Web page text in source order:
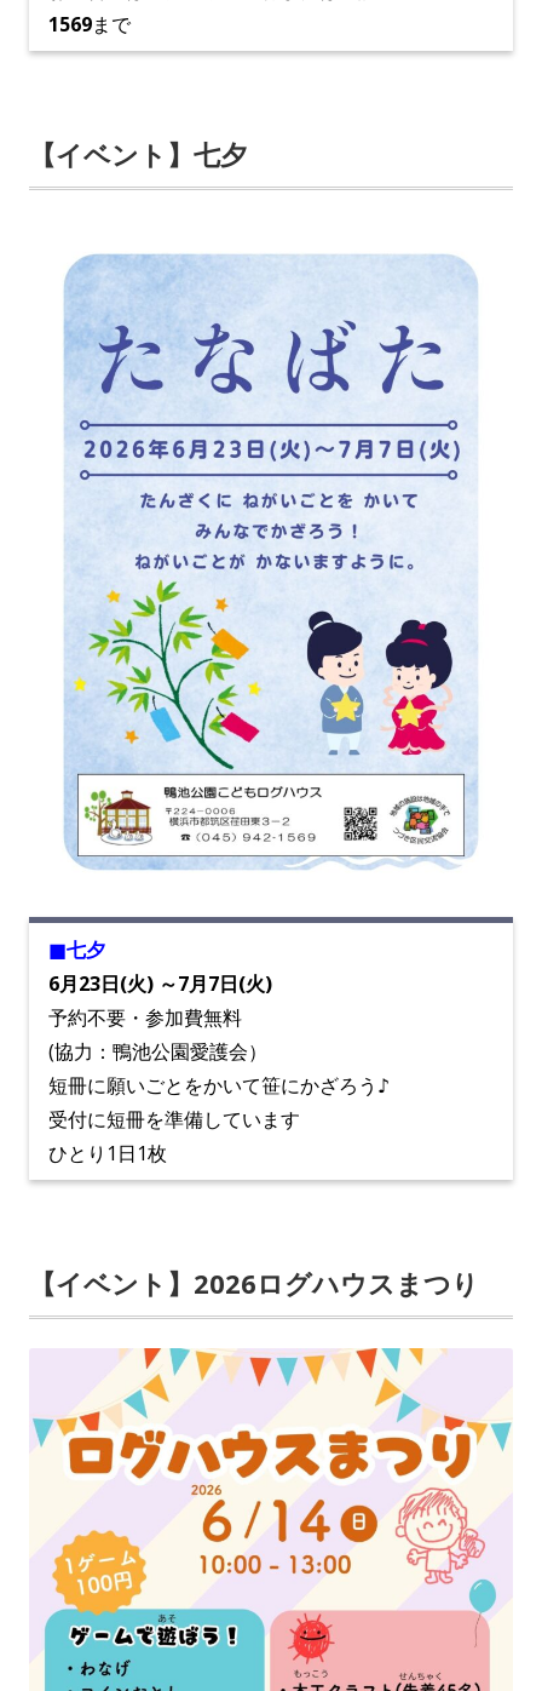
1569まで
【イベント】七夕
■七夕
6月23日(火) ～7月7日(火)
予約不要・参加費無料
(協力：鴨池公園愛護会）
短冊に願いごとをかいて笹にかざろう♪
受付に短冊を準備しています
ひとり1日1枚
【イベント】2026ログハウスまつり